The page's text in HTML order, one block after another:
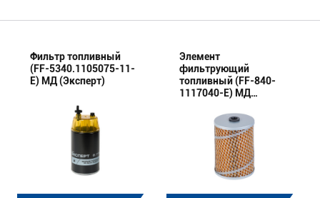
Фильтр топливный
(FF-5340.1105075-11-
E) МД (Эксперт)
Элемент
фильтрующий
топливный (FF-840-
1117040-E) МД